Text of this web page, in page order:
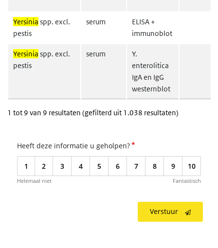
Yersinia spp. excl.
pestis
serum
ELISA +
immunoblot
Yersinia spp. excl.
pestis
serum
Y.
enterolitica
IgA en IgG
westernblot
1 tot 9 van 9 resultaten (gefilterd uit 1.038 resultaten)
Heeft deze informatie u geholpen?*
1 2 3 4 5 6 7 8 9 10
Helemaal niet Fantastisch
Verstuur